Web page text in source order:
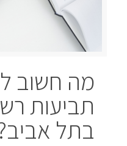
מה חשוב
תביעות
בתל